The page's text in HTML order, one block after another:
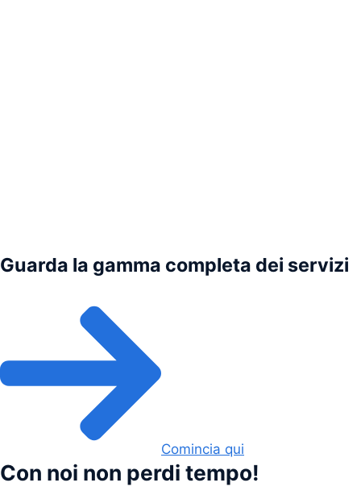
Guarda la gamma completa dei servizi
Comincia qui
Con noi non perdi tempo!